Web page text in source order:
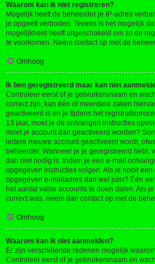
Waarom kan ik niet registreren?
Mogelijk heeft de beheerder je IP-adres
je opgeeft verboden. Tevens is het mogelijk
mogelijkheid heeft uitgeschakeld om zo de
te voorkomen. Neem contact op met de
Omhoog
Ik ben geregistreerd maar kan niet
Controleer eerst of je gebruikersnaam en
correct zijn, kan één of meerdere zaken
geactiveerd is en je tijdens het
13 jaar, moet je de ontvangen instructies
moet je account dan geactiveerd worden?
iedere nieuwe account geactiveerd wordt,
beheerder. Wanneer je je geregistreerd hebt,
dan niet nodig is. Indien je een e-mail
opgegeven instructies volgen. Als je nooit
opgegeven e-mailadres dan wel juist? Één
het aantal valse accounts te doen dalen. Als
correct was, neem dan contact op met de
Omhoog
Waarom kan ik niet aanmelden?
Er zijn verschillende redenen mogelijk
Controleer eerst of je gebruikersnaam en